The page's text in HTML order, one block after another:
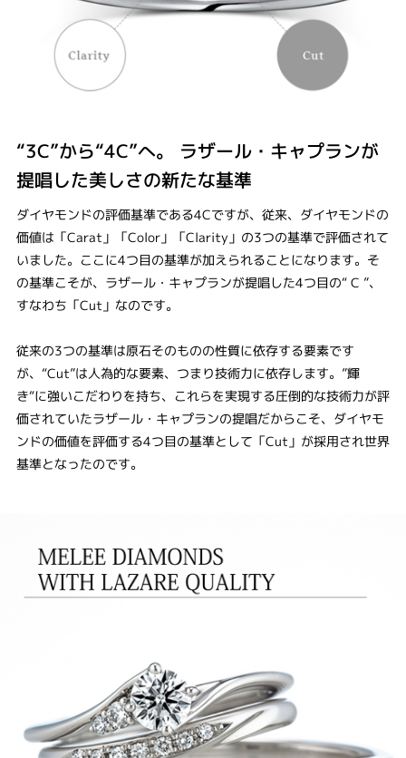
“3C”から“4C”へ。 ラザール・キャプランが
提唱した美しさの新たな基準
ダイヤモンドの評価基準である4Cですが、従来、ダイヤモンドの
価値は「Carat」「Color」「Clarity」の3つの基準で評価されて
いました。ここに4つ目の基準が加えられることになります。そ
の基準こそが、ラザール・キャプランが提唱した4つ目の“ C ”、
すなわち「Cut」なのです。
従来の3つの基準は原石そのものの性質に依存する要素です
が、“Cut”は人為的な要素、つまり技術力に依存します。”輝
き“に強いこだわりを持ち、これらを実現する圧倒的な技術力が評
価されていたラザール・キャプランの提唱だからこそ、ダイヤモ
ンドの価値を評価する4つ目の基準として「Cut」が採用され世界
基準となったのです。